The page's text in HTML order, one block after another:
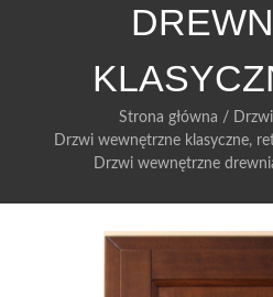
Strona główna /
Drzwi wewnętrzne klasyczne,
Drzwi wewnętrzne